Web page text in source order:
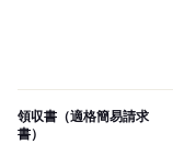
領収書（適格簡易請求
書）